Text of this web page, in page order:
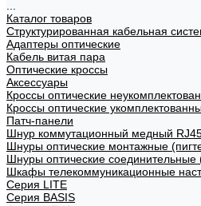
Каталог товаров
Структурированная кабельная
Адаптеры оптические
Кабель витая пара
Оптические кроссы
Аксессуары
Кроссы оптические
Кроссы оптические
Патч-панели
Шнур коммутационный медный
Шнуры оптические монтажные
Шнуры оптические соединительные
Шкафы телекоммуникационные
Cерия LITE
Cерия BASIS